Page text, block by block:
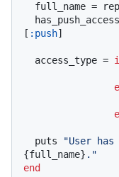
full_name =
[ :push]
  access_type =
  puts
"User has
{full_name} ."
end